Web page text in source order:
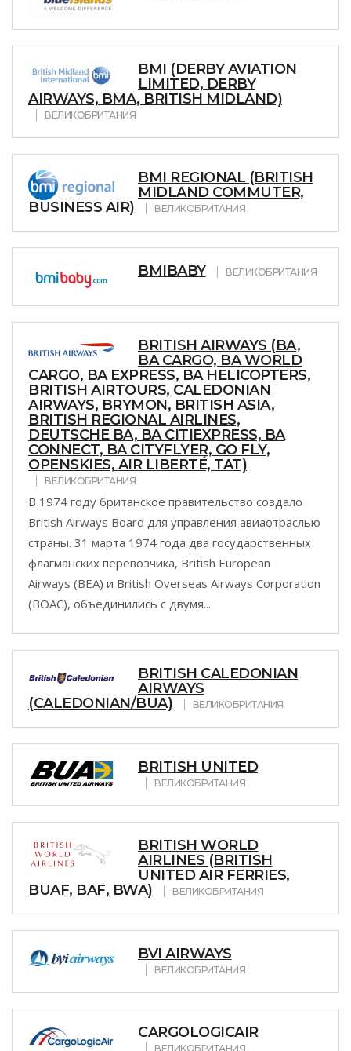
BMI (DERBY AVIATION
LIMITED, DERBY
AIRWAYS, BMA, BRITISH MIDLAND)
ВЕЛИКОБРИТАНИЯ
BMI REGIONAL (BRITISH
MIDLAND COMMUTER,
BUSINESS AIR)
ВЕЛИКОБРИТАНИЯ
BMIBABY ВЕЛИКОБРИТАНИЯ
BRITISH AIRWAYS (BA,
BA CARGO, BA WORLD
CARGO, BA EXPRESS, BA HELICOPTERS,
BRITISH AIRTOURS, CALEDONIAN
AIRWAYS, BRYMON, BRITISH ASIA,
BRITISH REGIONAL AIRLINES,
DEUTSCHE BA, BA CITIEXPRESS, BA
CONNECT, BA CITYFLYER, GO FLY,
OPENSKIES, AIR LIBERTÉ, TAT)
ВЕЛИКОБРИТАНИЯ
В 1974 году британское правительство создало
British Airways Board для управления авиаотраслью
страны. 31 марта 1974 года два государственных
флагманских перевозчика, British European
Airways (BEA) и British Overseas Airways Corporation
(BOAC), объединились с двумя...
BRITISH CALEDONIAN
AIRWAYS
(CALEDONIAN/BUA)
ВЕЛИКОБРИТАНИЯ
BRITISH UNITED
ВЕЛИКОБРИТАНИЯ
BRITISH WORLD
AIRLINES (BRITISH
UNITED AIR FERRIES,
BUAF, BAF, BWA)
ВЕЛИКОБРИТАНИЯ
BVI AIRWAYS
ВЕЛИКОБРИТАНИЯ
CARGOLOGICAIR
ВЕЛИКОБРИТАНИЯ